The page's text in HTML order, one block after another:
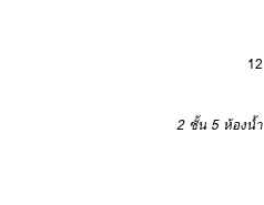
12
2 ชั้น 5 ห้องน้ำ